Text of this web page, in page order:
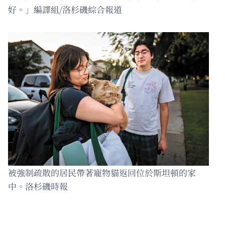
好。」編譯組/洛杉磯綜合報道
被強制疏散的居民帶著寵物貓返回位於斯坦頓的家
中。洛杉磯時報